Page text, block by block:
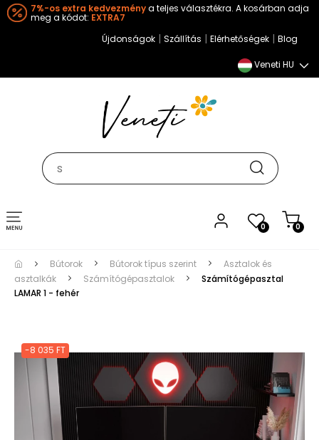
7%-os extra kedvezménya teljes választékra. A kosárban adja
meg a kódot: EXTRA7
Újdonságok | Szállítás | Elérhetőségek | Blog
Veneti HU
0 0
Toggle
navigation
Bútorok Bútorok típus szerint
Asztalok és
asztalkák
Számítógépasztalok
Számítógépasztal
LAMAR 1 - fehér
-8 035 FT